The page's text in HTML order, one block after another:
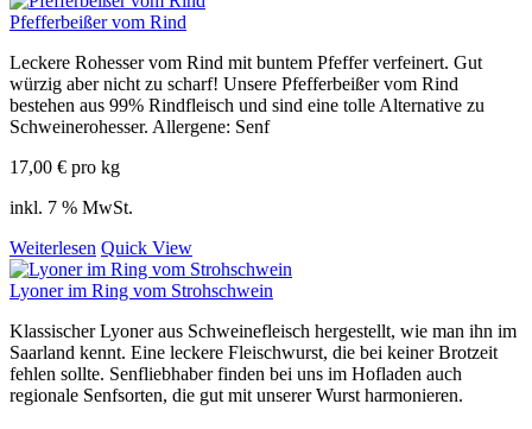
Pfefferbeißer vom Rind
Leckere Rohesser vom Rind mit buntem Pfeffer verfeinert. Gut
würzig aber nicht zu scharf! Unsere Pfefferbeißer vom Rind
bestehen aus 99% Rindfleisch und sind eine tolle Alternative zu
Schweinerohesser. Allergene: Senf
17,00 € pro kg
inkl. 7 % MwSt.
Weiterlesen Quick View
Lyoner im Ring vom Strohschwein
Klassischer Lyoner aus Schweinefleisch hergestellt, wie man ihn im
Saarland kennt. Eine leckere Fleischwurst, die bei keiner Brotzeit
fehlen sollte. Senfliebhaber finden bei uns im Hofladen auch
regionale Senfsorten, die gut mit unserer Wurst harmonieren.